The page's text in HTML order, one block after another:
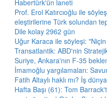
Habertürk'ün laneti
Prof. Erol Katırcıoğlu ile
eleştirilerine Türk solundan
Dile kolay 2962 gün
Uğur Karaca ile söyleşi:
Transatlantik: ABD'nin
Suriye, Ankara'nın F-35
İmamoğlu yargılamaları:
Fatih Altaylı haklı mı? İş
Hafta Başı (61): Tom